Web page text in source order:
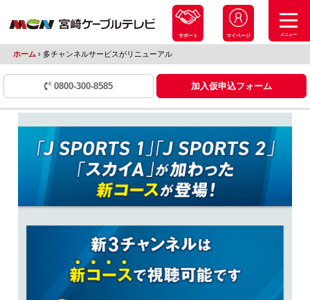
サポート マイページ メニュー
ホーム ›多チャンネルサービスがリニューアル
0800-300-8585 加入仮申込フォーム